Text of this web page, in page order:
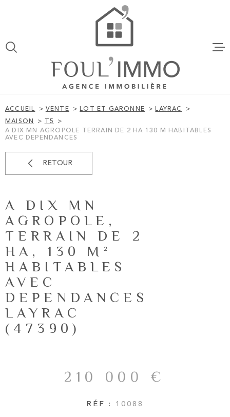
recherche
principal
ACCUEIL
ACCUEIL VENTE LOT ET GARONNE
LAYRAC
MAISON
T5
A DIX MN AGROPOLE TERRAIN DE 2 HA 130 M HABITABLES
AVEC DEPENDANCES
RETOUR
A DIX MN
AGROPOLE,
TERRAIN DE 2
HA, 130 M²
HABITABLES
AVEC
DEPENDANCES
LAYRAC
(47390)
210 000 €
RÉF : 10088
VOTRE
TYPE
D'OFFRE
DE
TYPE DE BIEN